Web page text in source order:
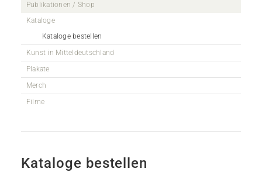
Publikationen / Shop
Kataloge
Kataloge bestellen
Kunst in Mitteldeutschland
Plakate
Merch
Filme
Kataloge bestellen